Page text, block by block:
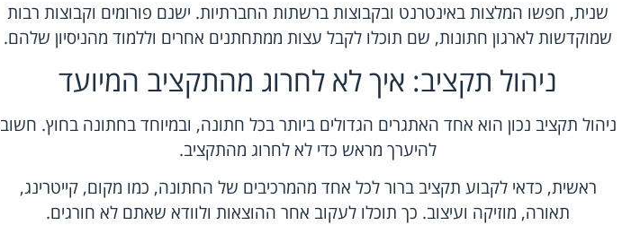
שנית, חפשו המלצות באינטרנט ובקבוצות ברשתות החברתיות. ישנם פורומים וקבוצות רבות
שמוקדשות לארגון חתונות, שם תוכלו לקבל עצות ממתחתנים אחרים וללמוד מהניסיון שלהם.
ניהול תקציב: איך לא לחרוג מהתקציב המיועד
ניהול תקציב נכון הוא אחד האתגרים הגדולים ביותר בכל חתונה, ובמיוחד בחתונה בחוץ. חשוב
להיערך מראש כדי לא לחרוג מהתקציב.
ראשית, כדאי לקבוע תקציב ברור לכל אחד מהמרכיבים של החתונה, כמו מקום, קייטרינג,
תאורה, מוזיקה ועיצוב. כך תוכלו לעקוב אחר ההוצאות ולוודא שאתם לא חורגים.